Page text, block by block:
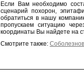
Если Вам необходимо
сценарий похорон,
обратиться в нашу
пропускаем ситуацию
координаты Вы найдете на
Смотрите также: